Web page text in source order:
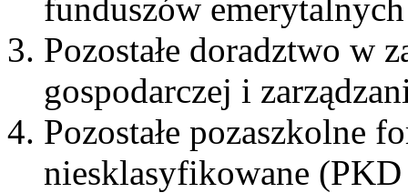
funduszów
Pozostałe doradztwo w
gospodarczej i
Pozostałe pozaszkolne
niesklasyfikowane